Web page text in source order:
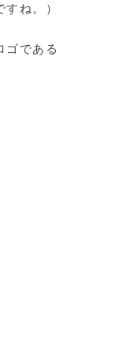
ね。）
ゴである